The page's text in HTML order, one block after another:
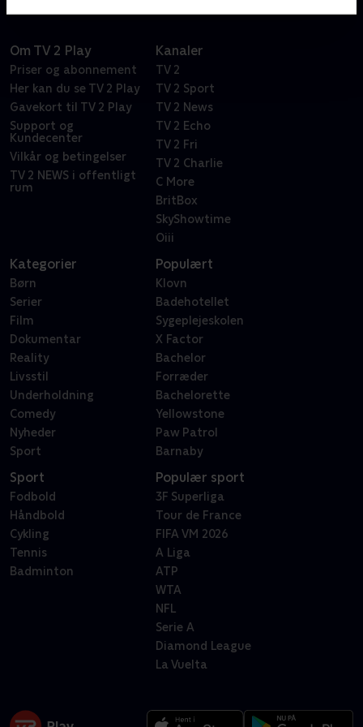
Om TV 2 Play
Priser og abonnement
Her kan du se TV 2 Play
Gavekort til TV 2 Play
Support og
Kundecenter
Vilkår og betingelser
TV 2 NEWS i offentligt
rum
Kanaler
TV 2
TV 2 Sport
TV 2 News
TV 2 Echo
TV 2 Fri
TV 2 Charlie
C More
BritBox
SkyShowtime
Oiii
Kategorier
Børn
Serier
Film
Dokumentar
Reality
Livsstil
Underholdning
Comedy
Nyheder
Sport
Populært
Klovn
Badehotellet
Sygeplejeskolen
X Factor
Bachelor
Forræder
Bachelorette
Yellowstone
Paw Patrol
Barnaby
Sport
Fodbold
Håndbold
Cykling
Tennis
Badminton
Populær sport
3F Superliga
Tour de France
FIFA VM 2026
A Liga
ATP
WTA
NFL
Serie A
Diamond League
La Vuelta